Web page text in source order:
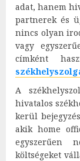
adat, hanem
partnerek és
nincs olyan
vagy
címként
A
hivatalos
kerül
akik home
egyszerűen
költségeket